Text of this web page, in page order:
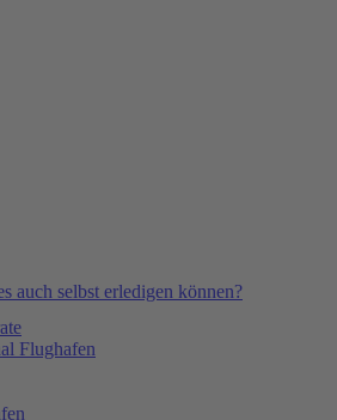
auch selbst erledigen können?
Flughafen